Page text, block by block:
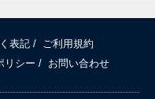
表記 /
ご利用規約
リシー / お問い合わせ